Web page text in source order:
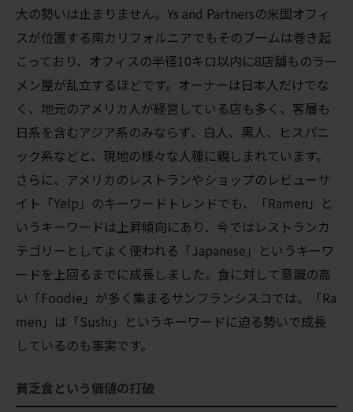
大の勢いは止まりません。Ys and Partnersの米国オフィ
スが位置する南カリフォルニアでもそのブームは巻き起
こっており、オフィスの半径10キロ以内に8店舗ものラー
メン屋が乱立するほどです。オーナーは日本人だけでな
く、地元のアメリカ人が経営している店も多く、客層も
日系を含むアジア系のみならず、白人、黒人、ヒスパニ
ック系などと、現地の様々な人種に親しまれています。
さらに、アメリカのレストランやショップのレビューサ
イト「Yelp」のキーワードトレンドでも、「Ramen」と
いうキーワードは上昇傾向にあり、今ではレストランカ
テゴリーとしてよく使われる「Japanese」というキーワ
ードを上回るまでに成長しました。食に対して意識の高
い「Foodie」が多く集まるサンフランシスコでは、「Ra
men」は「Sushi」というキーワードに迫る勢いで成長
しているのも事実です。
貧乏食という価値の打破